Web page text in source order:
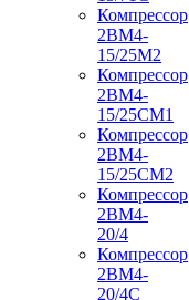
Компрессор
2ВМ4-
15/25М2
Компрессор
2ВМ4-
15/25СМ1
Компрессор
2ВМ4-
15/25СМ2
Компрессор
2ВМ4-
20/4
Компрессор
2ВМ4-
20/4С